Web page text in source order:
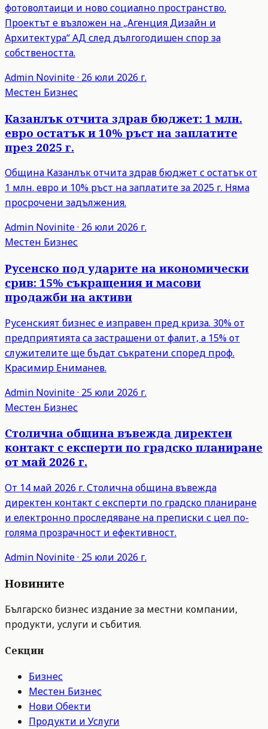
фотоволтаици и ново социално пространство.
Проектът е възложен на „Агенция Дизайн и
Архитектура“ АД след дългогодишен спор за
собствеността.
Admin Novinite· 26 юли 2026 г.
Местен Бизнес
Казанлък отчита здрав бюджет: 1 млн.
евро остатък и 10% ръст на заплатите
през 2025 г.
Община Казанлък отчита здрав бюджет с остатък от
1 млн. евро и 10% ръст на заплатите за 2025 г. Няма
просрочени задължения.
Admin Novinite· 26 юли 2026 г.
Местен Бизнес
Русенско под ударите на икономически
срив: 15% съкращения и масови
продажби на активи
Русенският бизнес е изправен пред криза. 30% от
предприятията са застрашени от фалит, а 15% от
служителите ще бъдат съкратени според проф.
Красимир Ениманев.
Admin Novinite· 25 юли 2026 г.
Местен Бизнес
Столична община въвежда директен
контакт с експерти по градско планиране
от май 2026 г.
От 14 май 2026 г. Столична община въвежда
директен контакт с експерти по градско планиране
и електронно проследяване на преписки с цел по-
голяма прозрачност и ефективност.
Admin Novinite· 25 юли 2026 г.
Новините
Българско бизнес издание за местни компании,
продукти, услуги и събития.
Секции
Бизнес
Местен Бизнес
Нови Обекти
Продукти и Услуги